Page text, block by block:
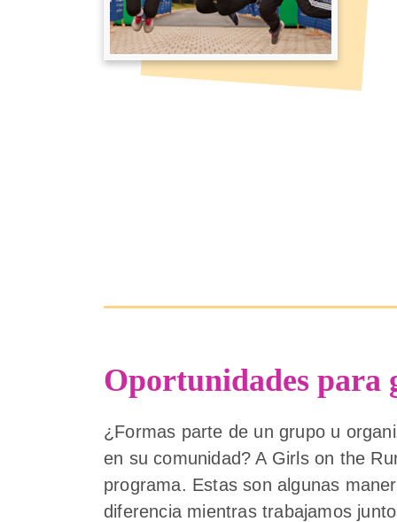
Oportunidades para
¿Formas parte de un grupo u
en su comunidad? A Girls on the
programa. Estas son algunas
diferencia mientras trabajamos